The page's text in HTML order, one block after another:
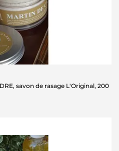
savon de rasage L'Original, 200